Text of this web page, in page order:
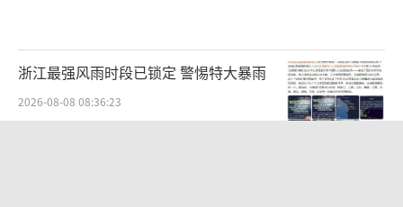
浙江最强风雨时段已锁定 警惕特大暴雨
2026-08-08 08:36:23